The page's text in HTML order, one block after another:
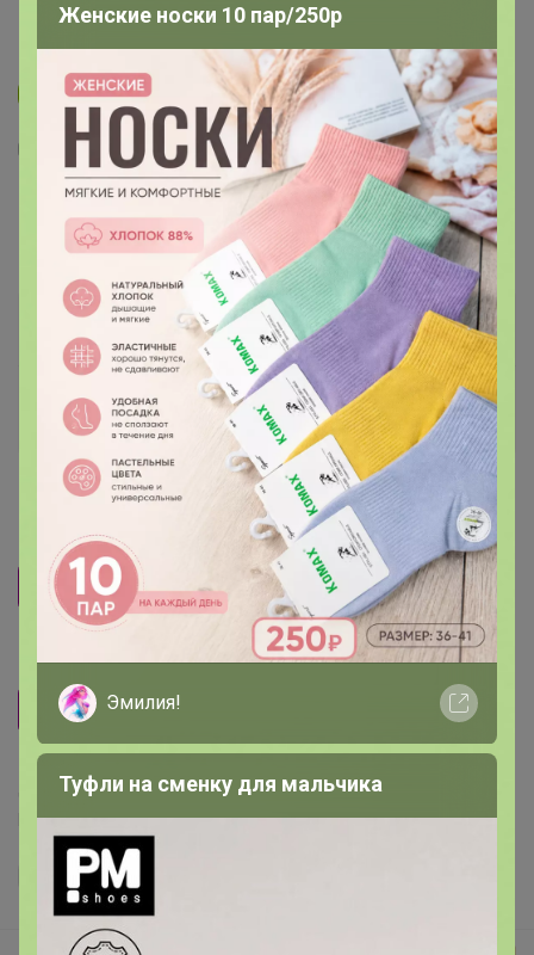
Новинка
230/218/3086/1p Сорочка мужская
длинный рукав
1 943р Орг. 427,46р
Доставка ≈ 90р
Доставка ~ 15 дней с момента включения в
счет
После 22 августа 2026 г.
1 участник считает, что размер — соответствует
44 45
Рост
164-172
Делая заказ, Вы подтверждаете что ознакомлены с
регламентом выкупаи соглашаетесь сдоговором оферты.
Женские носки 10 пар/250р
Эмилия!
Туфли на сменку для мальчика